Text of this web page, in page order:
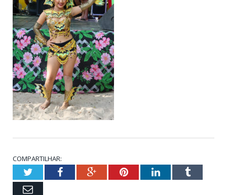
COMPARTILHAR:
TwitterFacebookGoogle+PinterestLinkedInTumblr
Email